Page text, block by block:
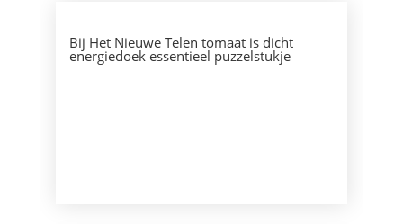
Bij Het Nieuwe Telen tomaat is dicht
energiedoek essentieel puzzelstukje